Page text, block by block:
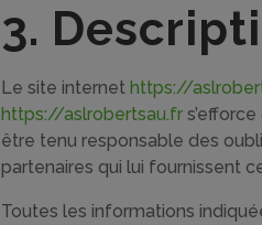
3.
Le site internethttps://
https://aslrobertsau.fr
être tenu responsable des
partenaires qui lui fournissent
Toutes les informations